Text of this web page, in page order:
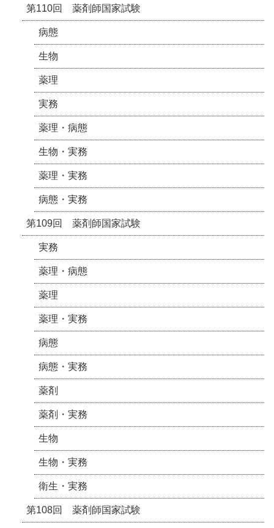
第110回 薬剤師国家試験
病態
生物
薬理
実務
薬理・病態
生物・実務
薬理・実務
病態・実務
第109回 薬剤師国家試験
実務
薬理・病態
薬理
薬理・実務
病態
病態・実務
薬剤
薬剤・実務
生物
生物・実務
衛生・実務
第108回 薬剤師国家試験